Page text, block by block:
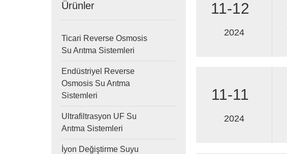
Ürünler
Ticari Reverse Osmosis
Su Arıtma Sistemleri
Endüstriyel Reverse
Osmosis Su Arıtma
Sistemleri
Ultrafiltrasyon UF Su
Arıtma Sistemleri
İyon Değiştirme Suyu
11-12
2024
11-11
2024